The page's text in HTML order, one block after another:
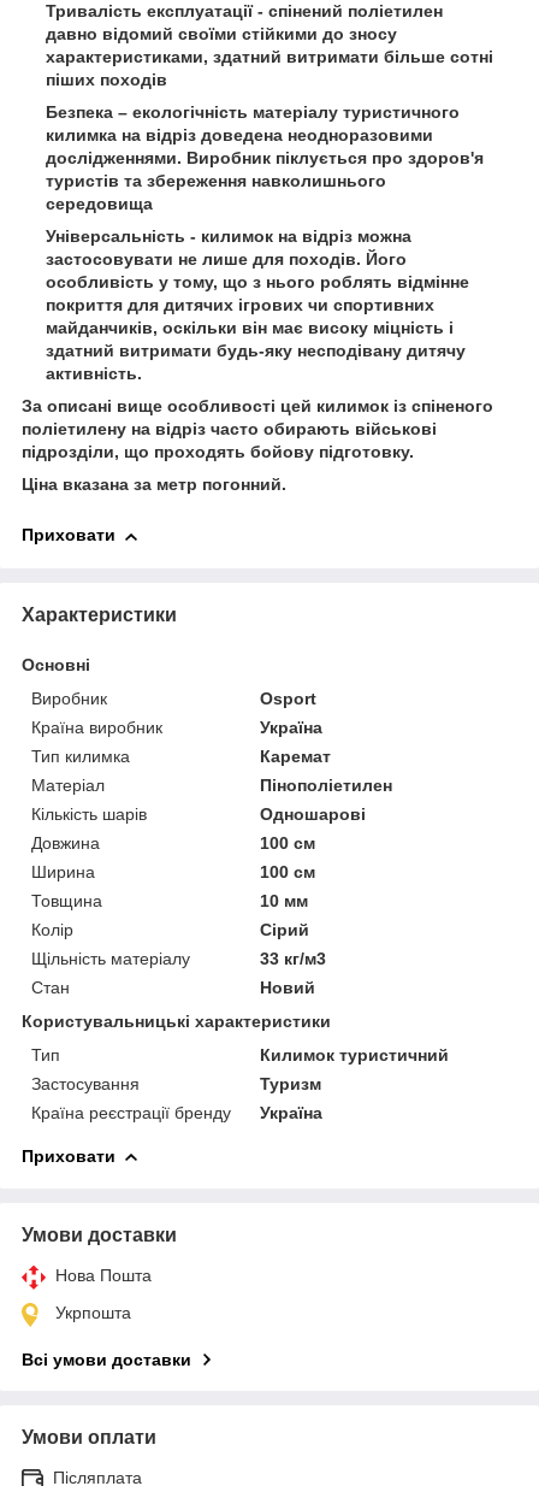
Тривалість експлуатації - спінений поліетилен
давно відомий своїми стійкими до зносу
характеристиками, здатний витримати більше сотні
піших походів
Безпека – екологічність матеріалу туристичного
килимка на відріз доведена неодноразовими
дослідженнями. Виробник піклується про здоров'я
туристів та збереження навколишнього
середовища
Універсальність - килимок на відріз можна
застосовувати не лише для походів. Його
особливість у тому, що з нього роблять відмінне
покриття для дитячих ігрових чи спортивних
майданчиків, оскільки він має високу міцність і
здатний витримати будь-яку несподівану дитячу
активність.
За описані вище особливості цей килимок із спіненого
поліетилену на відріз часто обирають військові
підрозділи, що проходять бойову підготовку.
Ціна вказана за метр погонний.
Приховати
Характеристики
Основні
Виробник
Osport
Країна виробник
Україна
Тип килимка
Каремат
Матеріал
Пінополіетилен
Кількість шарів
Одношарові
Довжина
100 см
Ширина
100 см
Товщина
10 мм
Колір
Сірий
Щільність матеріалу
33 кг/м3
Стан
Новий
Користувальницькі характеристики
Тип
Килимок туристичний
Застосування
Туризм
Країна реєстрації бренду
Україна
Приховати
Умови доставки
Нова Пошта
Укрпошта
Всі умови доставки
Умови оплати
Післяплата